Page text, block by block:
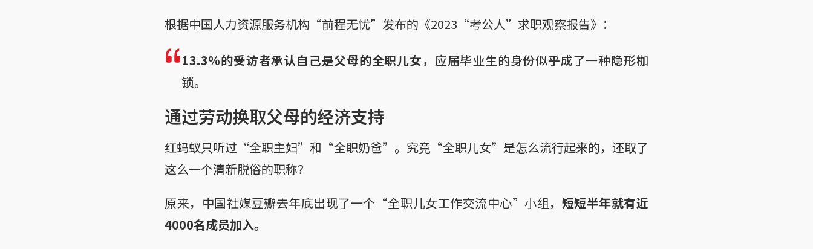
根据中国人力资源服务机构“前程无忧”发布的《2023“考公人”求职观察报告》：
13.3％的受访者承认自己是父母的全职儿女，应届毕业生的身份似乎成了一种隐形枷
锁。
通过劳动换取父母的经济支持
红蚂蚁只听过“全职主妇”和“全职奶爸”。究竟“全职儿女”是怎么流行起来的，还取了
这么一个清新脱俗的职称？
原来，中国社媒豆瓣去年底出现了一个“全职儿女工作交流中心”小组， 短短半年就有近
4000名成员加入。